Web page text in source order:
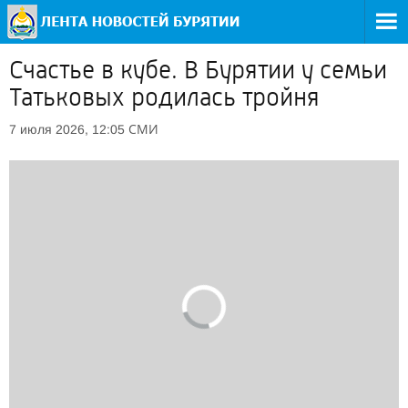
Счастье в кубе. В Бурятии у семьи
Татьковых родилась тройня
7 июля 2026, 12:05 СМИ